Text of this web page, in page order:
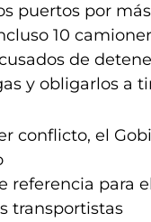
puertos por más
10
de
y obligarlos a
conflicto, el
referencia para
transportistas